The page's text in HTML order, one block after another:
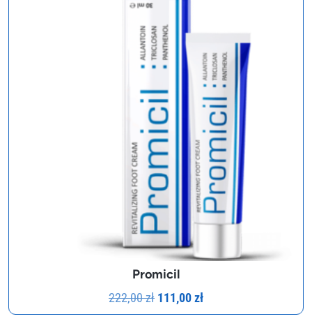
Promicil
222,00zł Pierwotna
cena
111,00złAktualna
cena